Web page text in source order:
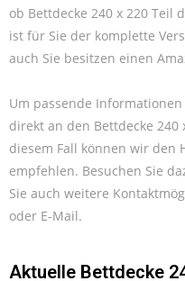
ob Bettdecke 240 x 220 Teil
ist für Sie der komplette
auch Sie besitzen einen
Um passende
direkt an den Bettdecke
diesem Fall können wir den
empfehlen. Besuchen Sie
Sie auch weitere
oder E-Mail.
Aktuelle Bettdecke